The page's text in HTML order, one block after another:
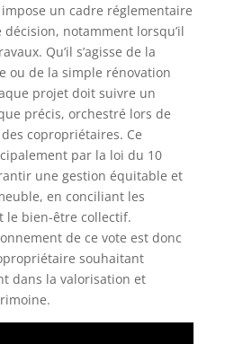
un cadre réglementaire
notamment lorsqu’il
Qu’il s’agisse de la
ou de la simple rénovation
projet doit suivre un
précis, orchestré lors de
copropriétaires. Ce
par la loi du 10
une gestion équitable et
en conciliant les
le bien-être collectif.
de ce vote est donc
souhaitant
dans la valorisation et